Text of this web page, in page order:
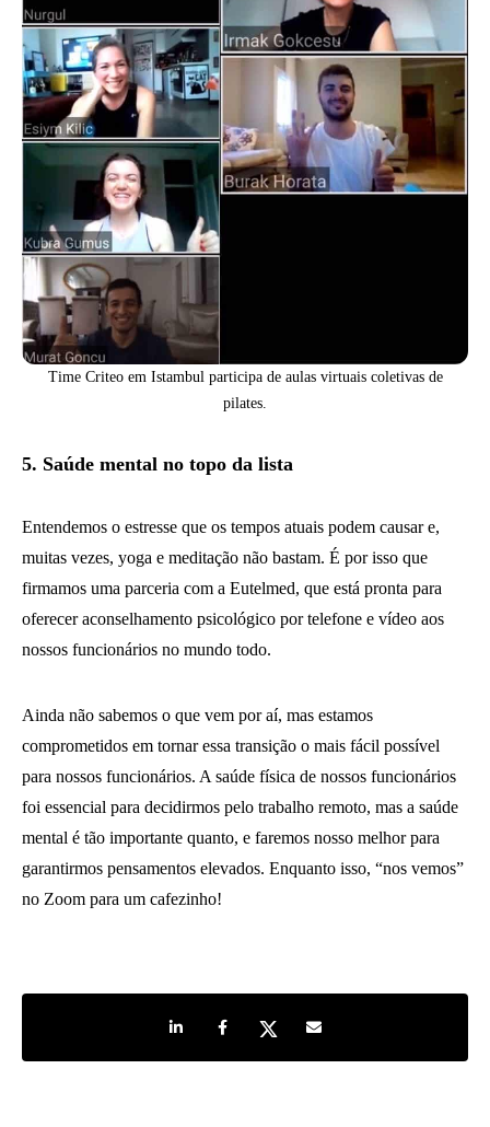
Time Criteo em Istambul participa de aulas virtuais coletivas de
pilates.
5. Saúde mental no topo da lista
Entendemos o estresse que os tempos atuais podem causar e,
muitas vezes, yoga e meditação não bastam. É por isso que
firmamos uma parceria com a Eutelmed, que está pronta para
oferecer aconselhamento psicológico por telefone e vídeo aos
nossos funcionários no mundo todo.
Ainda não sabemos o que vem por aí, mas estamos
comprometidos em tornar essa transição o mais fácil possível
para nossos funcionários. A saúde física de nossos funcionários
foi essencial para decidirmos pelo trabalho remoto, mas a saúde
mental é tão importante quanto, e faremos nosso melhor para
garantirmos pensamentos elevados. Enquanto isso, “nos vemos”
no Zoom para um cafezinho!
Share on LinkedIn
Share on Facebook
Share on TwitterShare by e-mail